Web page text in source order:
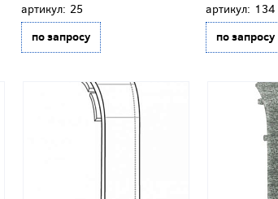
артикул: 25
по запросу
артикул: 134
по запросу